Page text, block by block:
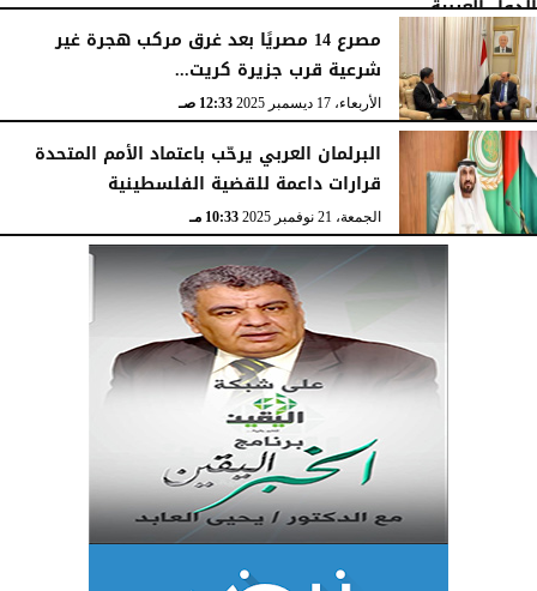
مصرع 14 مصريًا بعد غرق مركب هجرة غير
شرعية قرب جزيرة كريت...
الأربعاء، 17 ديسمبر 2025 12:33 صـ
البرلمان العربي يرحّب باعتماد الأمم المتحدة
قرارات داعمة للقضية الفلسطينية
الجمعة، 21 نوفمبر 2025 10:33 مـ